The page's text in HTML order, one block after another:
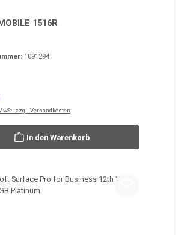
1516R
1091294
zzgl. Versandkosten
In den Warenkorb